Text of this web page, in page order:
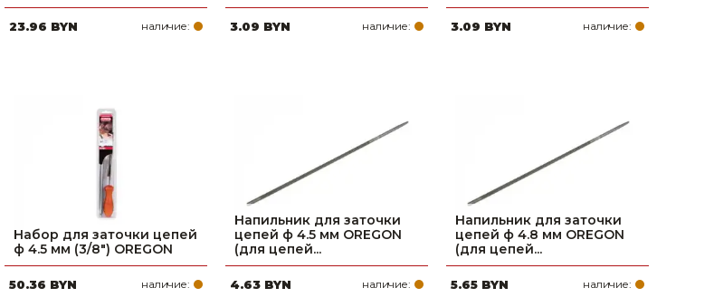
23.96 BYN наличие: 3.09 BYN наличие: 3.09 BYN наличие:
Набор для заточки цепей
ф 4.5 мм (3/8") OREGON
50.36 BYN наличие:
Напильник для заточки
цепей ф 4.5 мм OREGON
(для цепей...
4.63 BYN наличие:
Напильник для заточки
цепей ф 4.8 мм OREGON
(для цепей...
5.65 BYN наличие: